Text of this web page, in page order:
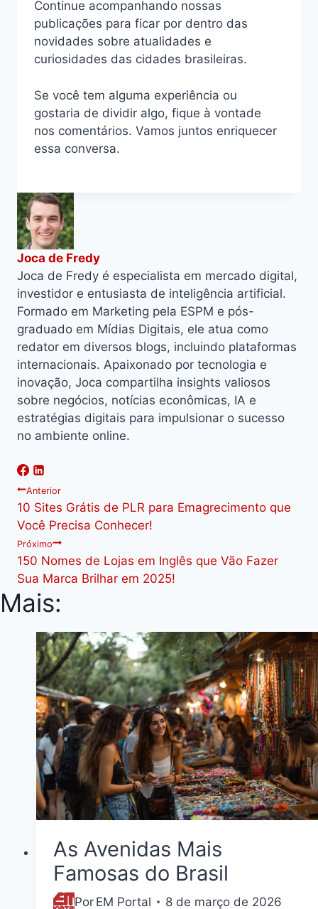
Continue acompanhando nossas
publicações para ficar por dentro das
novidades sobre atualidades e
curiosidades das cidades brasileiras.
Se você tem alguma experiência ou
gostaria de dividir algo, fique à vontade
nos comentários. Vamos juntos enriquecer
essa conversa.
Joca de Fredy
Joca de Fredy é especialista em mercado digital,
investidor e entusiasta de inteligência artificial.
Formado em Marketing pela ESPM e pós-
graduado em Mídias Digitais, ele atua como
redator em diversos blogs, incluindo plataformas
internacionais. Apaixonado por tecnologia e
inovação, Joca compartilha insights valiosos
sobre negócios, notícias econômicas, IA e
estratégias digitais para impulsionar o sucesso
no ambiente online.
Navegação
de
Post
Anterior
10 Sites Grátis de PLR para Emagrecimento que
Você Precisa Conhecer!
Próximo
150 Nomes de Lojas em Inglês que Vão Fazer
Sua Marca Brilhar em 2025!
Mais:
As Avenidas Mais
Famosas do Brasil
Por EM Portal 8 de março de 2026